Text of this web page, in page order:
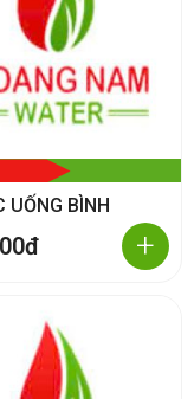
UỐNG BÌNH
+